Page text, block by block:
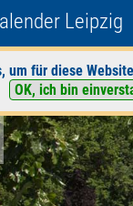
Leipzig
um für diese
OK, ich bin